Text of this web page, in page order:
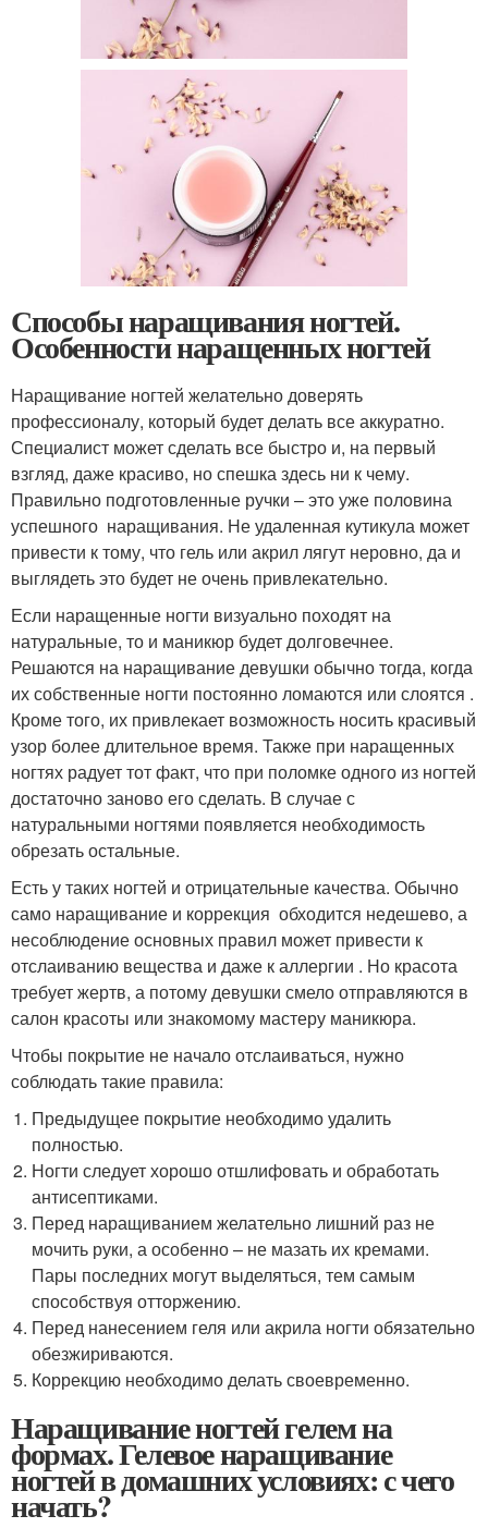
Способы наращивания ногтей.
Особенности наращенных ногтей
Наращивание ногтей желательно доверять
профессионалу, который будет делать все аккуратно.
Специалист может сделать все быстро и, на первый
взгляд, даже красиво, но спешка здесь ни к чему.
Правильно подготовленные ручки – это уже половина
успешного наращивания. Не удаленная кутикула может
привести к тому, что гель или акрил лягут неровно, да и
выглядеть это будет не очень привлекательно.
Если наращенные ногти визуально походят на
натуральные, то и маникюр будет долговечнее.
Решаются на наращивание девушки обычно тогда, когда
их собственные ногти постоянно ломаются или слоятся .
Кроме того, их привлекает возможность носить красивый
узор более длительное время. Также при наращенных
ногтях радует тот факт, что при поломке одного из ногтей
достаточно заново его сделать. В случае с
натуральными ногтями появляется необходимость
обрезать остальные.
Есть у таких ногтей и отрицательные качества. Обычно
само наращивание и коррекция обходится недешево, а
несоблюдение основных правил может привести к
отслаиванию вещества и даже к аллергии . Но красота
требует жертв, а потому девушки смело отправляются в
салон красоты или знакомому мастеру маникюра.
Чтобы покрытие не начало отслаиваться, нужно
соблюдать такие правила:
Предыдущее покрытие необходимо удалить
полностью.
Ногти следует хорошо отшлифовать и обработать
антисептиками.
Перед наращиванием желательно лишний раз не
мочить руки, а особенно – не мазать их кремами.
Пары последних могут выделяться, тем самым
способствуя отторжению.
Перед нанесением геля или акрила ногти обязательно
обезжириваются.
Коррекцию необходимо делать своевременно.
Наращивание ногтей гелем на
формах. Гелевое наращивание
ногтей в домашних условиях: с чего
начать?